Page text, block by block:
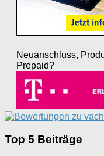
Neuanschluss,
Prepaid?
Top 5 Beiträge